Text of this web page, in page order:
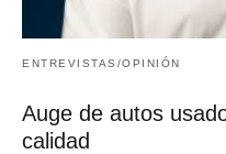
ENTREVISTAS/OPINIÓN
Auge de autos
calidad